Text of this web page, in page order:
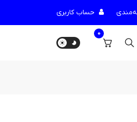
حساب کاربری
0